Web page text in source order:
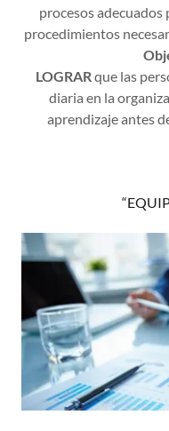
procesos
procedimientos
LOGRARque las
diaria en la
aprendizaje antes